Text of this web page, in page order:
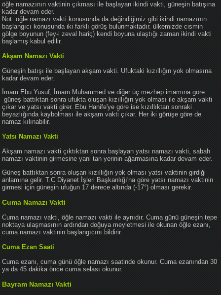
öğle namazının vaktinin çıkması ile başlayan ikindi vakti, güneşin batışına
kadar devam eder.
Not: öğle namazı vakti konusunda da değindiğimiz gibi ikindi namazının
başlangıcı konusunda iki farklı görüş bulunmaktadır. ülkemizde cismin
gölge boyunun (fey-i zeval hariç) kendi boyuna ulaştığı zaman ikindi vakti
başlamış kabul edilir.
Akşam Namazı Vakti
Güneşin batışı ile başlayan akşam vakti. Ufuktaki kızıllığın yok olmasına
kadar devam eder.
İmam Ebu Yusuf, İmam Muhammed ve diğer üç mezhep imamına göre
güneş battıktan sonra ufukta oluşan kızıllığın yok olması ile akşam vakti
çıkar ve yatsı vakti girer. Ebu Hanife'ye göre ise kızıllıktan sonraki
beyazlığında kaybolması ile akşam vakti çıkar. Her iki görüşe göre de
namaz kılınabilir.
Yatsı Namazı Vakti
Akşam namazı vakti çıktıktan sonra başlayan yatsı namazı vakti, sabah
namazı vaktinin girmesine yani tan yerinin ağarmasına kadar devam eder.
Güneş battıktan sonra oluşan kızıllığın yok olması yatsı vaktinin girdiği
anlamına gelir. T.C Diyanet İşleri Başkanlığı'na göre yatsı namazı vaktinin
girmesi için güneşin ufuğun 17 derece altında (-17°) olması gerekir.
Cuma Namazı Vakti
Cuma namazı vakti, öğle namazı vakti ile aynıdır. Cuma günü güneşin tepe
noktaya ulaşmasının ardından doğuya meyletmesi ile okunan öğle ezanı,
cuma namazı vaktinin başlangıcını bildirir.
Cuma Ezan Saati
Cuma ezanı, cuma günü öğle namazı saatinde okunur. Cuma ezanından 30
ya da 45 dakika önce cuma selası okunur.
Bayram Namazı Vakti